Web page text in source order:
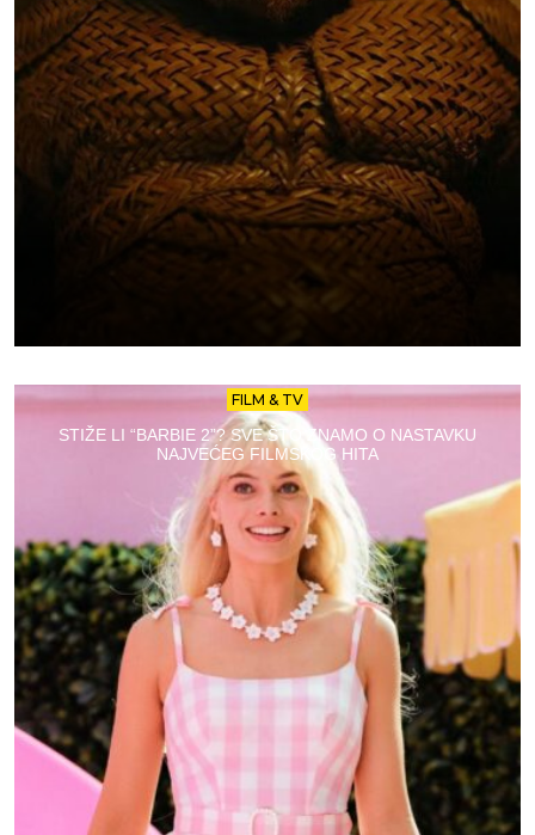
FILM & TV
STIŽE LI “BARBIE 2”? SVE ŠTO ZNAMO O NASTAVKU
NAJVEĆEG FILMSKOG HITA